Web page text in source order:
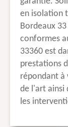
en isolation
Bordeaux
conformes
33360 est
prestations
répondant à
de l'art ainsi
les